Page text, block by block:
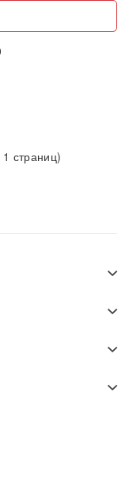
страниц)